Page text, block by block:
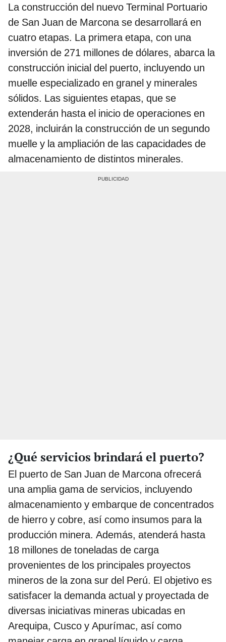
La construcción del nuevo Terminal Portuario
de San Juan de Marcona se desarrollará en
cuatro etapas. La primera etapa, con una
inversión de 271 millones de dólares, abarca la
construcción inicial del puerto, incluyendo un
muelle especializado en granel y minerales
sólidos. Las siguientes etapas, que se
extenderán hasta el inicio de operaciones en
2028, incluirán la construcción de un segundo
muelle y la ampliación de las capacidades de
almacenamiento de distintos minerales.
¿Qué servicios brindará el puerto?
El puerto de San Juan de Marcona ofrecerá
una amplia gama de servicios, incluyendo
almacenamiento y embarque de concentrados
de hierro y cobre, así como insumos para la
producción minera. Además, atenderá hasta
18 millones de toneladas de carga
provenientes de los principales proyectos
mineros de la zona sur del Perú. El objetivo es
satisfacer la demanda actual y proyectada de
diversas iniciativas mineras ubicadas en
Arequipa, Cusco y Apurímac, así como